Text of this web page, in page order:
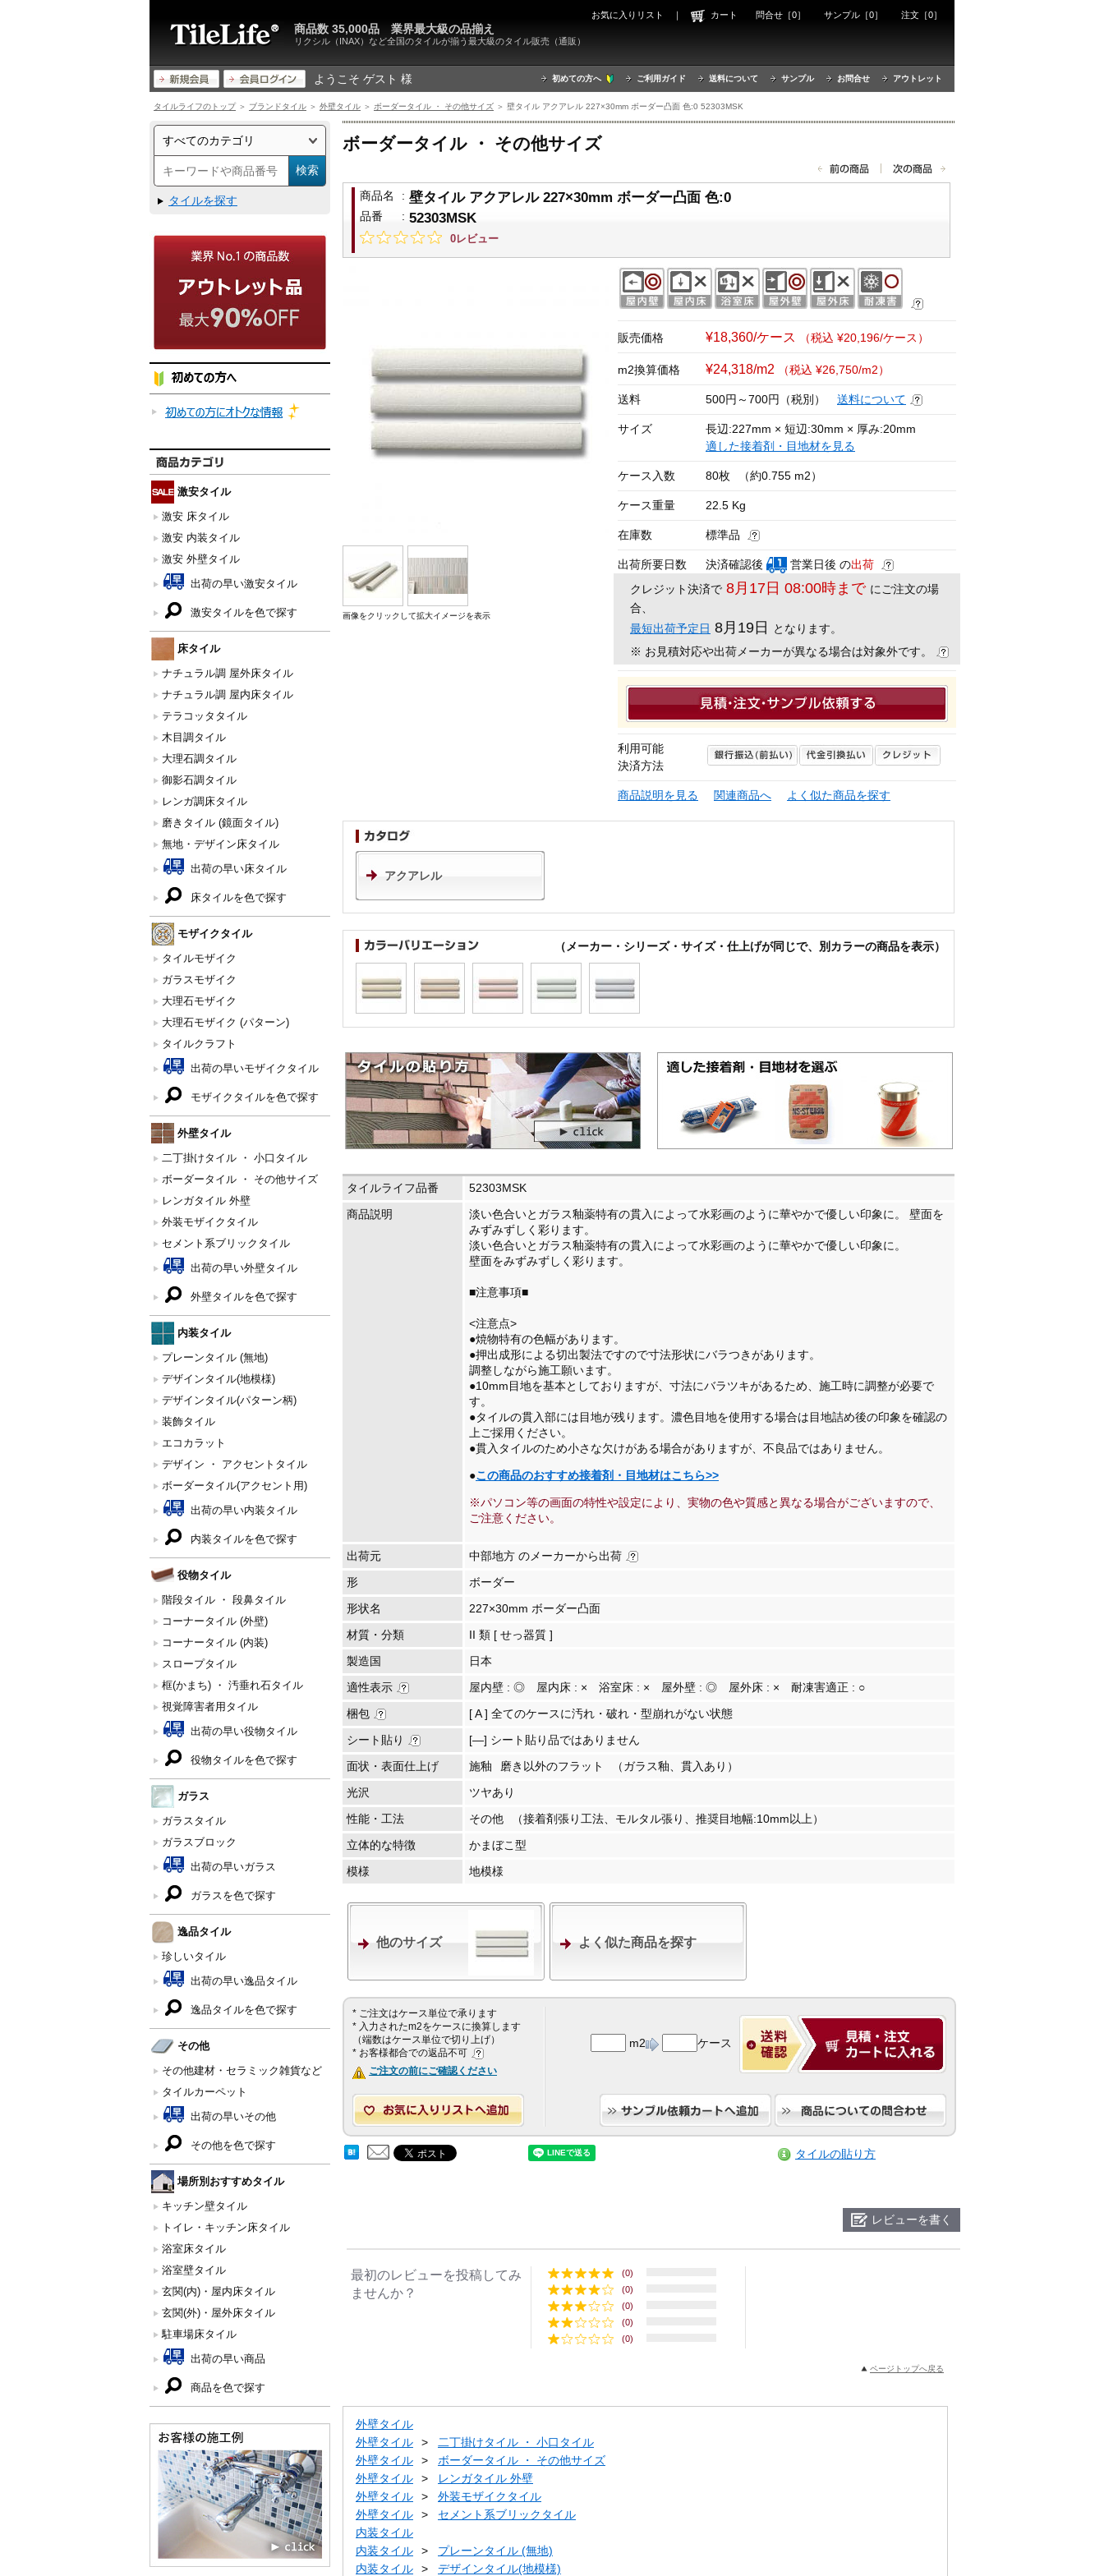
リクシル（INAX）など全国のタイルが揃う最大級のタイル販売（通販）
商品数 35,000品 業界最大級の品揃え
ようこそ ゲスト 様 初めての方へ ご利用ガイド 送料について サンプル お問合せ アウトレット
お気に入りリスト ｜ カート 問合せ［0］ サンプル［0］ 注文［0］
タイルライフのトップ＞ ブランドタイル ＞ 外壁タイル ＞ ボーダータイル ・ その他サイズ ＞ 壁タイル アクアレル 227×30mm ボーダー凸面 色:0 52303MSK
タイルを探す
激安タイル
激安 床タイル
激安 内装タイル
激安 外壁タイル
出荷の早い激安タイル
激安タイルを色で探す
床タイル
ナチュラル調 屋外床タイル
ナチュラル調 屋内床タイル
テラコッタタイル
木目調タイル
大理石調タイル
御影石調タイル
レンガ調床タイル
磨きタイル (鏡面タイル)
無地・デザイン床タイル
出荷の早い床タイル
床タイルを色で探す
モザイクタイル
タイルモザイク
ガラスモザイク
大理石モザイク
大理石モザイク (パターン)
タイルクラフト
出荷の早いモザイクタイル
モザイクタイルを色で探す
外壁タイル
二丁掛けタイル ・ 小口タイル
ボーダータイル ・ その他サイズ
レンガタイル 外壁
外装モザイクタイル
セメント系ブリックタイル
出荷の早い外壁タイル
外壁タイルを色で探す
内装タイル
プレーンタイル (無地)
デザインタイル(地模様)
デザインタイル(パターン柄)
装飾タイル
エコカラット
デザイン ・ アクセントタイル
ボーダータイル(アクセント用)
出荷の早い内装タイル
内装タイルを色で探す
役物タイル
階段タイル ・ 段鼻タイル
コーナータイル (外壁)
コーナータイル (内装)
スロープタイル
框(かまち) ・ 汚垂れ石タイル
視覚障害者用タイル
出荷の早い役物タイル
役物タイルを色で探す
ガラス
ガラスタイル
ガラスブロック
出荷の早いガラス
ガラスを色で探す
逸品タイル
珍しいタイル
出荷の早い逸品タイル
逸品タイルを色で探す
その他
その他建材・セラミック雑貨など
タイルカーペット
出荷の早いその他
その他を色で探す
場所別おすすめタイル
キッチン壁タイル
トイレ・キッチン床タイル
浴室床タイル
浴室壁タイル
玄関(内)・屋内床タイル
玄関(外)・屋外床タイル
駐車場床タイル
出荷の早い商品
商品を色で探す
ボーダータイル ・ その他サイズ
商品名 : 壁タイル アクアレル 227×30mm ボーダー凸面 色:0
品番 : 52303MSK
0レビュー
画像をクリックして拡大イメージを表示
販売価格 ¥18,360/ケース （税込 ¥20,196/ケース）
m2換算価格 ¥24,318/m2 （税込 ¥26,750/m2）
送料 500円～700円（税別） 送料について
サイズ
長辺:227mm × 短辺:30mm × 厚み:20mm
適した接着剤・目地材を見る
ケース入数 80枚 （約0.755 m2）
ケース重量 22.5 Kg
在庫数 標準品
出荷所要日数 決済確認後 営業日後 の出荷
クレジット決済で 8月17日 08:00時まで にご注文の場
合、
最短出荷予定日 8月19日
となります。
※ お見積対応や出荷メーカーが異なる場合は対象外です。
利用可能
決済方法
商品説明を見る 関連商品へ よく似た商品を探す
アクアレル
（メーカー・シリーズ・サイズ・仕上げが同じで、別カラーの商品を表示）
タイルライフ品番
52303MSK
商品説明
淡い色合いとガラス釉薬特有の貫入によって水彩画のように華やかで優しい印象に。 壁面を
みずみずしく彩ります。
淡い色合いとガラス釉薬特有の貫入によって水彩画のように華やかで優しい印象に。
壁面をみずみずしく彩ります。
■注意事項■
<注意点>
●焼物特有の色幅があります。
●押出成形による切出製法ですので寸法形状にバラつきがあります。
調整しながら施工願います。
●10mm目地を基本としておりますが、寸法にバラツキがあるため、施工時に調整が必要で
す。
●タイルの貫入部には目地が残ります。濃色目地を使用する場合は目地詰め後の印象を確認の
上ご採用ください。
●貫入タイルのため小さな欠けがある場合がありますが、不良品ではありません。
●この商品のおすすめ接着剤・目地材はこちら>>
※パソコン等の画面の特性や設定により、実物の色や質感と異なる場合がございますので、
ご注意ください。
出荷元
中部地方 のメーカーから出荷
形
ボーダー
形状名
227×30mm ボーダー凸面
材質・分類
II 類 [ せっ器質 ]
製造国
日本
適性表示
屋内壁 : ◎ 屋内床 : × 浴室床 : × 屋外壁 : ◎ 屋外床 : × 耐凍害適正 : ○
梱包
[ A ] 全てのケースに汚れ・破れ・型崩れがない状態
シート貼り
[―] シート貼り品ではありません
面状・表面仕上げ
施釉 磨き以外のフラット
（ガラス釉、貫入あり）
光沢
ツヤあり
性能・工法
その他
（接着剤張り工法、モルタル張り、推奨目地幅:10mm以上）
立体的な特徴
かまぼこ型
模様
地模様
他のサイズ よく似た商品を探す
* ご注文はケース単位で承ります
* 入力されたm2をケースに換算します
（端数はケース単位で切り上げ）
* お客様都合での返品不可
ご注文の前にご確認ください
m2 ケース
タイルの貼り方
レビューを書く
最初のレビューを投稿してみ
ませんか？
(0)
(0)
(0)
(0)
(0)
ページトップへ戻る
外壁タイル
外壁タイル
二丁掛けタイル ・ 小口タイル
外壁タイル
ボーダータイル ・ その他サイズ
外壁タイル
レンガタイル 外壁
外壁タイル
外装モザイクタイル
外壁タイル
セメント系ブリックタイル
内装タイル
内装タイル
プレーンタイル (無地)
内装タイル
デザインタイル(地模様)